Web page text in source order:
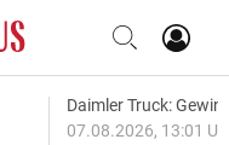
Daimler Truck:
07.08.2026, 13:01